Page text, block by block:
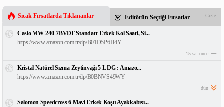
Sıcak Fırsatlarda Tıklananlar Editörün Seçtiği Fırsatlar Gizle
Casio MW-240-7BVDF Standart Erkek Kol Saati, Si...
https://www.amazon.com.tr/dp/B01D5P6H4Y
15 sa. önce
Kristal Natürel Sızma Zeytinyağı 5 L DG : Amazo...
https://www.amazon.com.tr/dp/B0BNVS49WY
dün
Salomon Speedcross 6 Mavi Erkek Koşu Ayakkabısı...